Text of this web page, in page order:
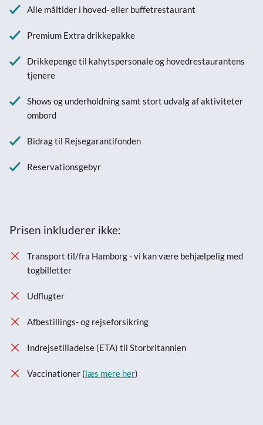
Alle måltider i hoved- eller buffetrestaurant
Premium Extra drikkepakke
Drikkepenge til kahytspersonale og hovedrestaurantens
tjenere
Shows og underholdning samt stort udvalg af aktiviteter
ombord
Bidrag til Rejsegarantifonden
Reservationsgebyr
Prisen inkluderer ikke:
Transport til/fra Hamborg - vi kan være behjælpelig med
togbilletter
Udflugter
Afbestillings- og rejseforsikring
Indrejsetilladelse (ETA) til Storbritannien
Vaccinationer (læs mere her)